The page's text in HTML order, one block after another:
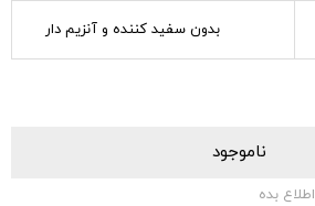
بدون سفید کننده و آنزیم دار
ناموجود
بده